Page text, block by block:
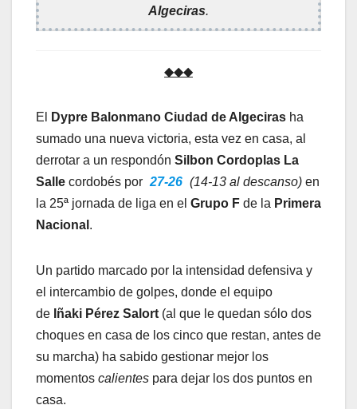
Algeciras.
◆◆◆
El Dypre Balonmano Ciudad de Algeciras ha
sumado una nueva victoria, esta vez en casa, al
derrotar a un respondón Silbon Cordoplas La
Salle cordobés por 27-26 (14-13 al descanso) en
la 25ª jornada de liga en el Grupo F de la Primera
Nacional .
Un partido marcado por la intensidad defensiva y
el intercambio de golpes, donde el equipo
de Iñaki Pérez Salort(al que le quedan sólo dos
choques en casa de los cinco que restan, antes de
su marcha) ha sabido gestionar mejor los
momentos calientes para dejar los dos puntos en
casa.